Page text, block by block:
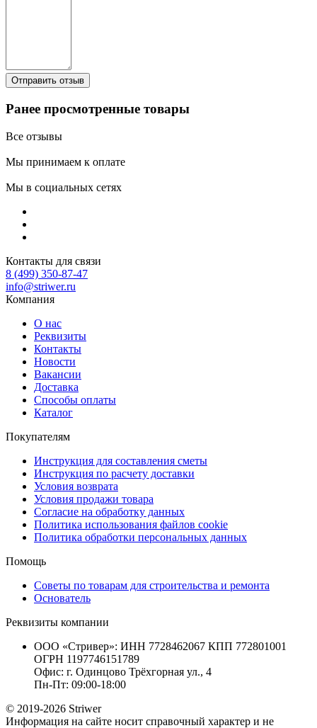
Ранее просмотренные товары
Все отзывы
Мы принимаем к оплате
Мы в социальных сетях
Контакты для связи
8 (499) 350-87-47
info@striwer.ru
Компания
О нас
Реквизиты
Контакты
Новости
Вакансии
Доставка
Способы оплаты
Каталог
Покупателям
Инструкция для составления сметы
Инструкция по расчету доставки
Условия возврата
Условия продажи товара
Согласие на обработку данных
Политика использования файлов cookie
Политика обработки персональных данных
Помощь
Советы по товарам для строительства и ремонта
Основатель
Реквизиты компании
ООО «Стривер»: ИНН 7728462067 КПП 772801001
ОГРН 1197746151789
Офис: г. Одинцово Трёхгорная ул., 4
Пн-Пт: 09:00-18:00
© 2019-2026 Striwer
Информация на сайте носит справочный характер и не